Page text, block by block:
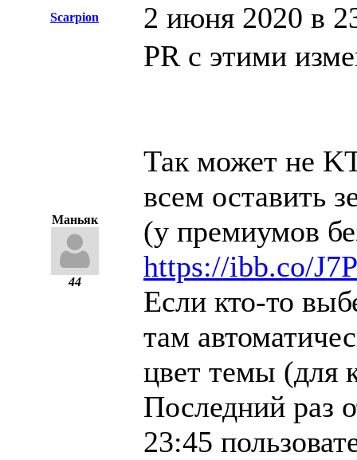
Scarpion 2 июня 2020 в
Маньяк
44
PR с этими
Так может не
всем оставить
(у премиумов
https://ibb.co/
Если кто-то
там
цвет темы (для
Последний раз
23:45